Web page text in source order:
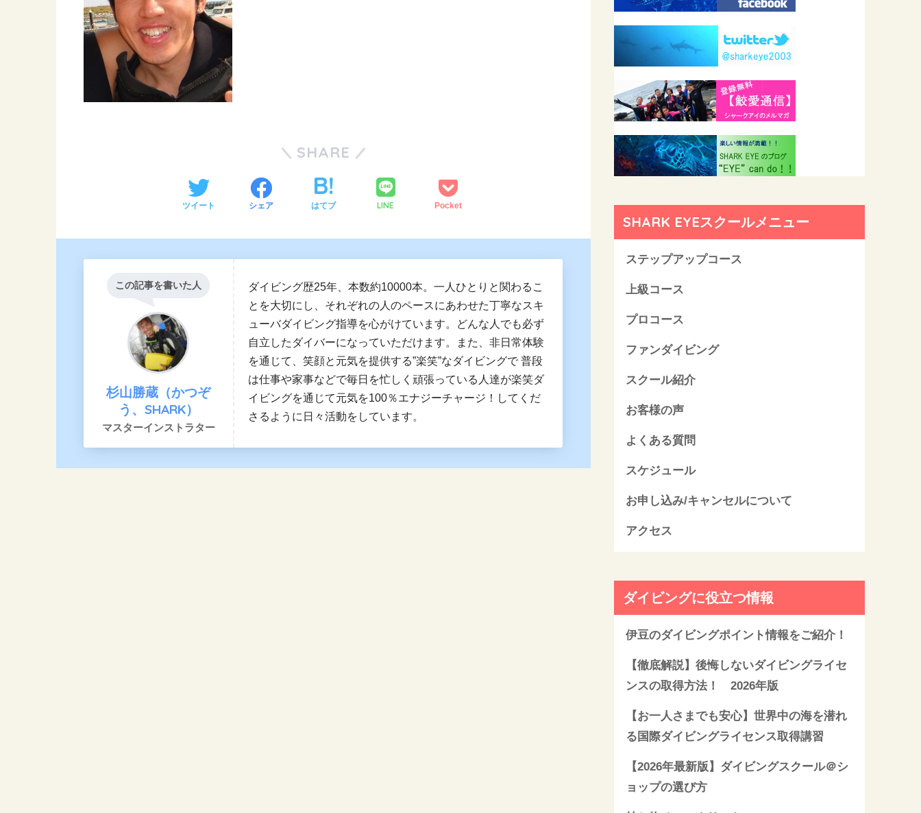
SHARE
ツイート シェア はてブ LINE Pocket
この記事を書いた人
杉山勝蔵（かつぞ
う、SHARK）
マスターインストラター
ダイビング歴25年、本数約10000本。一人ひとりと関わるこ
とを大切にし、それぞれの人のペースにあわせた丁寧なスキ
ューバダイビング指導を心がけています。どんな人でも必ず
自立したダイバーになっていただけます。また、非日常体験
を通じて、笑顔と元気を提供する”楽笑”なダイビングで 普段
は仕事や家事などで毎日を忙しく頑張っている人達が楽笑ダ
イビングを通じて元気を100％エナジーチャージ！してくだ
さるように日々活動をしています。
SHARK EYEスクールメニュー
ステップアップコース
上級コース
プロコース
ファンダイビング
スクール紹介
お客様の声
よくある質問
スケジュール
お申し込み/キャンセルについて
アクセス
ダイビングに役立つ情報
伊豆のダイビングポイント情報をご紹介！
【徹底解説】後悔しないダイビングライセ
ンスの取得方法！ 2026年版
【お一人さまでも安心】世界中の海を潜れ
る国際ダイビングライセンス取得講習
【2026年最新版】ダイビングスクール＠シ
ョップの選び方